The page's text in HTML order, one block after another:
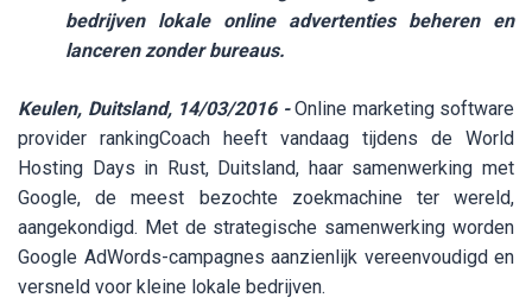
bedrijven lokale online advertenties beheren en
lanceren zonder bureaus.
Keulen, Duitsland, 14/03/2016 -Online marketing software
provider rankingCoach heeft vandaag tijdens de World
Hosting Days in Rust, Duitsland, haar samenwerking met
Google, de meest bezochte zoekmachine ter wereld,
aangekondigd. Met de strategische samenwerking worden
Google AdWords-campagnes aanzienlijk vereenvoudigd en
versneld voor kleine lokale bedrijven.